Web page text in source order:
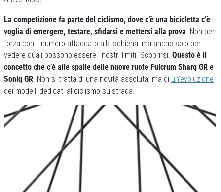
La competizione fa parte del ciclismo, dove c’è una bicicletta c’è
voglia di emergere, testare, sfidarsi e mettersi alla prova. Non per
forza con il numero attaccato alla schiena, ma anche solo per
vedere quali possono essere i nostri limiti. Scoprirsi. Questo è il
concetto che c’è alle spalle delle nuove ruote Fulcrum Sharq GR e
Soniq GR. Non si tratta di una novità assoluta, ma di un’evoluzione
dei modelli dedicati al ciclismo su strada.